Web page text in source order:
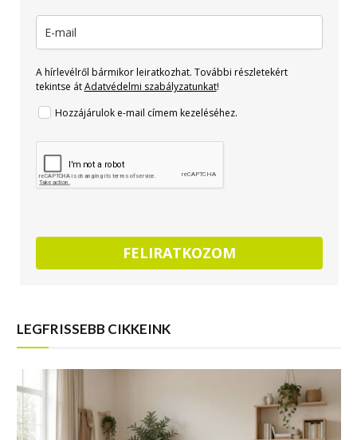
A hírlevélről bármikor leiratkozhat. További részletekért
tekintse átAdatvédelmi szabályzatunkat!
Hozzájárulok e-mail címem kezeléséhez.
FELIRATKOZOM
LEGFRISSEBB CIKKEINK